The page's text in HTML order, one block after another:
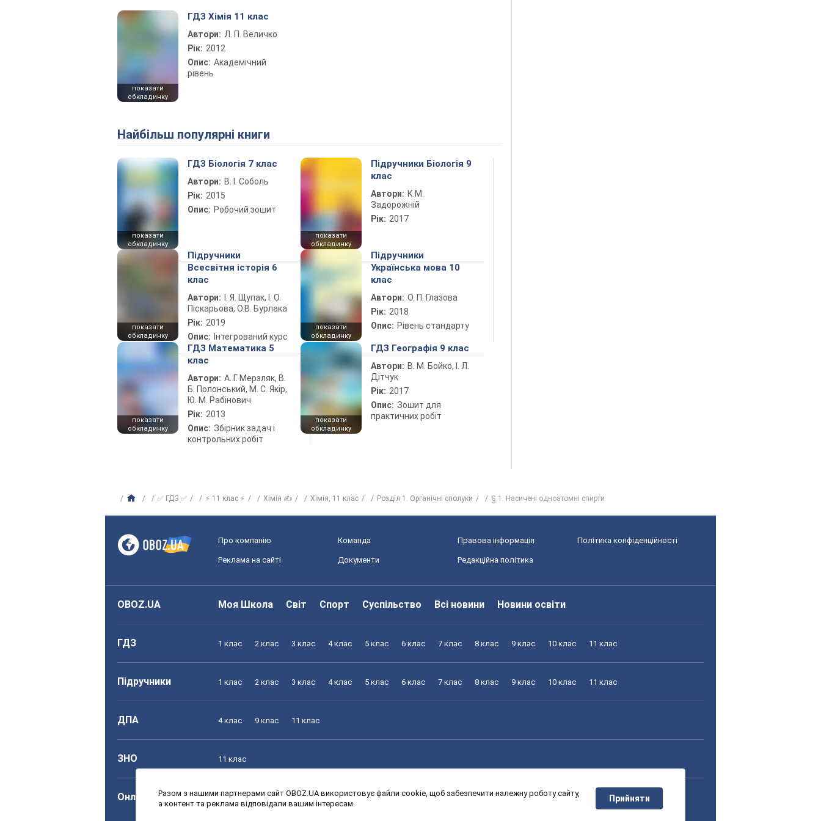
показати
обкладинку
ГДЗ Хімія 11 клас
Автори: Л. П. Величко
Рік: 2012
Опис: Академічний
рівень
Найбільш популярні книги
показати
обкладинку
ГДЗ Біологія 7 клас
Автори: В. І. Соболь
Рік: 2015
Опис: Робочий зошит
показати
обкладинку
Підручники Біологія 9
клас
Автори: К.М.
Задорожній
Рік: 2017
показати
обкладинку
Підручники
Всесвітня історія 6
клас
Автори:
І. Я. Щупак, І. О.
Піскарьова, О.В. Бурлака
Рік: 2019
Опис: Інтегрований курс
показати
обкладинку
Підручники
Українська мова 10
клас
Автори: О. П. Глазова
Рік: 2018
Опис: Рівень стандарту
показати
обкладинку
ГДЗ Математика 5
клас
Автори: А. Г. Мерзляк, В.
Б. Полонський, М. С. Якір,
Ю. М. Рабінович
Рік: 2013
Опис: Збірник задач і
контрольних робіт
показати
обкладинку
ГДЗ Географія 9 клас
Автори: В. М. Бойко, І. Л.
Дітчук
Рік: 2017
Опис: Зошит для
практичних робіт
✅ ГДЗ ✅ ⚡ 11 клас ⚡ Хімія ✍ Хiмiя, 11 клас Розділ 1. Органічні сполуки § 1. Насичені одноатомні спирти
Про компанію Команда Правова інформація Політика конфіденційності
Реклама на сайті Документи Редакційна політика
OBOZ.UA Моя Школа Світ Спорт Суспільство Всі новини Новини освіти
ГДЗ 1 клас 2 клас 3 клас 4 клас 5 клас 6 клас 7 клас 8 клас 9 клас 10 клас 11 клас
Підручники 1 клас 2 клас 3 клас 4 клас 5 клас 6 клас 7 клас 8 клас 9 клас 10 клас 11 клас
ДПА 4 клас 9 клас 11 клас
ЗНО 11 клас
Онлайн уроки 1 клас 2 клас 3 клас 4 клас 5 клас 6 клас 7 клас 8 клас 9 клас 10 клас 11 клас
Разом з нашими партнерами сайт OBOZ.UA використовує файли cookie, щоб забезпечити належну роботу сайту,
а контент та реклама відповідали вашим інтересам.
Прийняти